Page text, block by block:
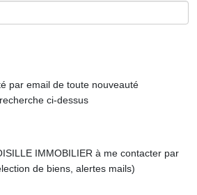
par email de toute nouveauté
ci-dessus
IMMOBILIER à me contacter par
de biens, alertes mails)